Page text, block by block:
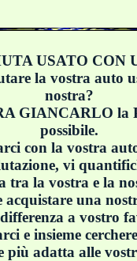
USATO CON
la vostra auto
nostra?
GIANCARLO la
possibile.
con la vostra
vi
tra la vostra e la
acquistare una
a vostro
e insieme
più adatta alle